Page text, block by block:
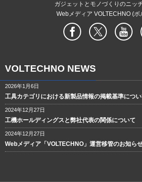
ガジェットとモノづくりのニッ
Webメディア VOLTECHNO (ボ
VOLTECHNO NEWS
2026年1月6日
工具カテゴリにおける新製品情報の掲載基準につ
2024年12月27日
工機ホールディングスと弊社代表の関係について
2024年12月27日
Webメディア「VOLTECHNO」運営移管のお知ら